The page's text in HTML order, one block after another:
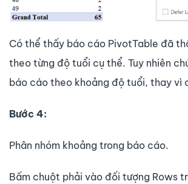
Có thể thấy báo cáo PivotTable đã
theo từng độ tuổi cụ thể. Tuy nhiên
báo cáo theo khoảng độ tuổi, thay vì
Bước 4:
Phân nhóm khoảng trong báo cáo.
Bấm chuột phải vào đối tượng Rows